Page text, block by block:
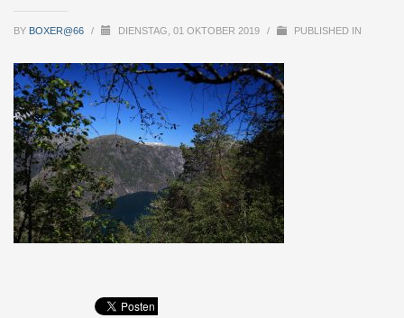
BY BOXER@66 / DIENSTAG, 01 OKTOBER 2019 / PUBLISHED IN